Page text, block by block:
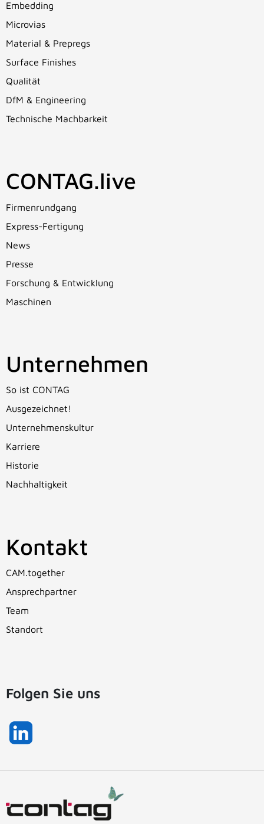
Embedding
Microvias
Material & Prepregs
Surface Finishes
Qualität
DfM & Engineering
Technische Machbarkeit
CONTAG.live
Firmenrundgang
Express-Fertigung
News
Presse
Forschung & Entwicklung
Maschinen
Unternehmen
So ist CONTAG
Ausgezeichnet!
Unternehmenskultur
Karriere
Historie
Nachhaltigkeit
Kontakt
CAM.together
Ansprechpartner
Team
Standort
Folgen Sie uns